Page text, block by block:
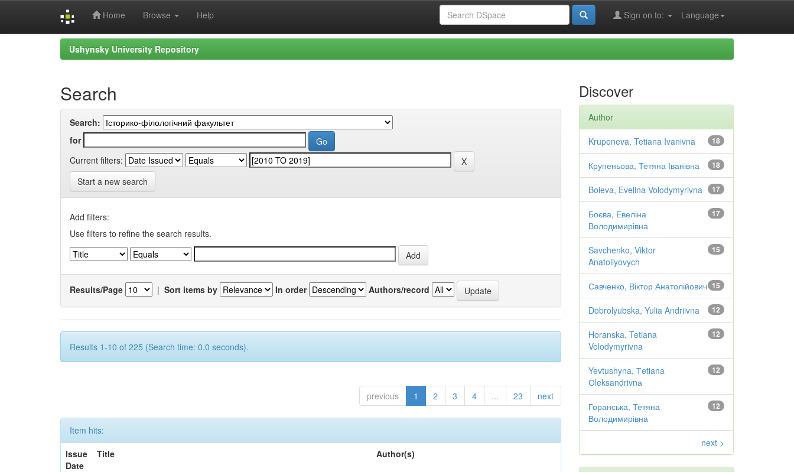
Home Browse Help Language
Sign on to:
Ushynsky University Repository
Search
Search:
for
Current filters:
Start a new search
Add filters:
Use filters to refine the search results.
Results/Page | Sort items by In order Authors/record
Results 1-10 of 225 (Search time: 0.0 seconds).
previous 1 2 3 4 ... 23 next
Item hits:
Issue
Date
Title Author(s)
Discover
Author
18
Krupeneva, Tetiana Ivanivna
18
Крупеньова, Тетяна Іванівна
17
Boieva, Evelina Volodymyrivna
17
Боєва, Евеліна
Володимирівна
15
Savchenko, Viktor
Anatoliyovych
15
Савченко, Віктор Анатолійович
12
Dobrolyubska, Yulia Andriivna
12
Horanska, Tetiana
Volodymyrivna
12
Yevtushyna, Тetiana
Оleksandrivnа
12
Горанська, Тетяна
Володимирівна
next >